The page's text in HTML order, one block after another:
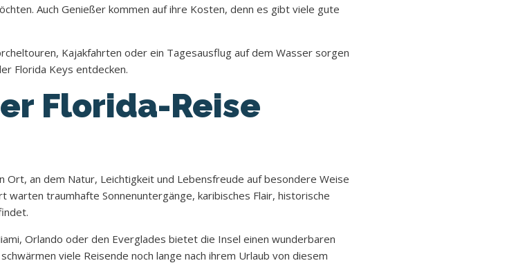
Auch Genießer kommen auf ihre Kosten, denn es gibt viele gute
Kajakfahrten oder ein Tagesausflug auf dem Wasser sorgen
Florida Keys entdecken.
Florida-Reise
an dem Natur, Leichtigkeit und Lebensfreude auf besondere Weise
warten traumhafte Sonnenuntergänge, karibisches Flair, historische
Orlando oder den Everglades bietet die Insel einen wunderbaren
viele Reisende noch lange nach ihrem Urlaub von diesem